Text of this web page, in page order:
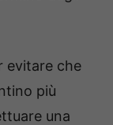
evitare che
più
una